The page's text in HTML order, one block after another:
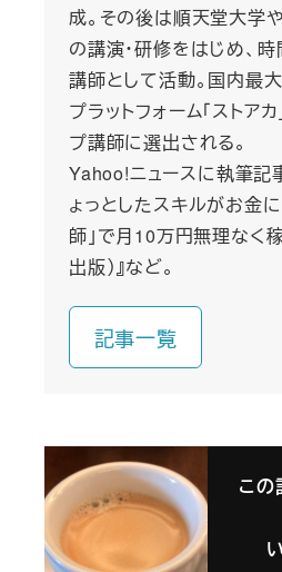
成。その後は順天堂大学
の講演・研修をはじめ、
講師として活動。国内最
プラットフォーム「ストア
プ講師に選出される。
Yahoo!ニュースに執筆記
ょっとしたスキルがお金
師」で月10万円無理なく
出版）』など。
記事一覧
この